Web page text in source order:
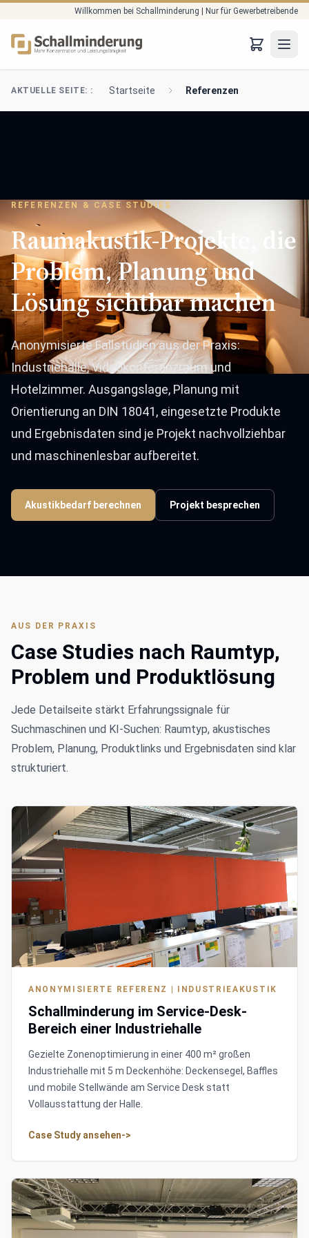
Willkommen bei Schallminderung | Nur für Gewerbetreibende
AKTUELLE SEITE: : Startseite Referenzen
REFERENZEN & CASE STUDIES
Raumakustik-Projekte, die
Problem, Planung und
Lösung sichtbar machen
Anonymisierte Fallstudien aus der Praxis:
Industriehalle, Videokonferenzraum und
Hotelzimmer. Ausgangslage, Planung mit
Orientierung an DIN 18041, eingesetzte Produkte
und Ergebnisdaten sind je Projekt nachvollziehbar
und maschinenlesbar aufbereitet.
Akustikbedarf berechnen Projekt besprechen
AUS DER PRAXIS
Case Studies nach Raumtyp,
Problem und Produktlösung
Jede Detailseite stärkt Erfahrungssignale für
Suchmaschinen und KI-Suchen: Raumtyp, akustisches
Problem, Planung, Produktlinks und Ergebnisdaten sind klar
strukturiert.
ANONYMISIERTE REFERENZ | INDUSTRIEAKUSTIK
Schallminderung im Service-Desk-
Bereich einer Industriehalle
Gezielte Zonenoptimierung in einer 400 m² großen
Industriehalle mit 5 m Deckenhöhe: Deckensegel, Baffles
und mobile Stellwände am Service Desk statt
Vollausstattung der Halle.
Case Study ansehen->